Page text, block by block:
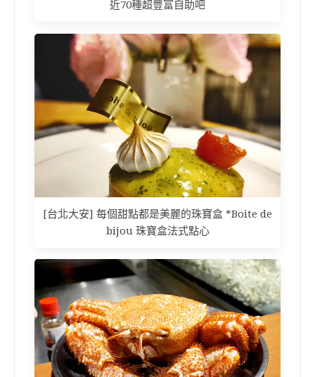
近70種超豐富自助吧
[台北大安] 每個甜點都是美麗的珠寶盒 *Boite de
bijou 珠寶盒法式點心